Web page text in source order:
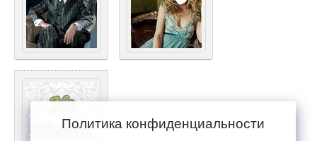
Политика конфиденциальности